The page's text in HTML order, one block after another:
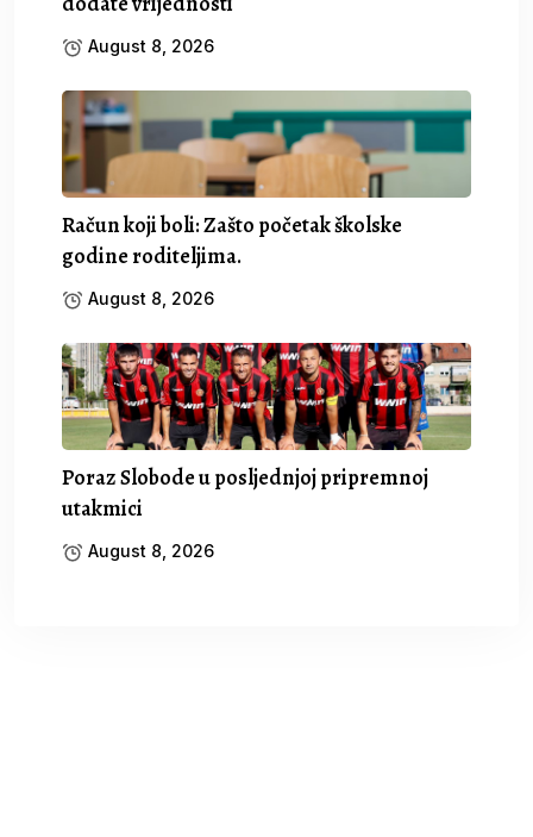
August 8, 2026
Račun koji boli: Zašto početak školske
godine roditeljima.
August 8, 2026
Poraz Slobode u posljednjoj pripremnoj
utakmici
August 8, 2026